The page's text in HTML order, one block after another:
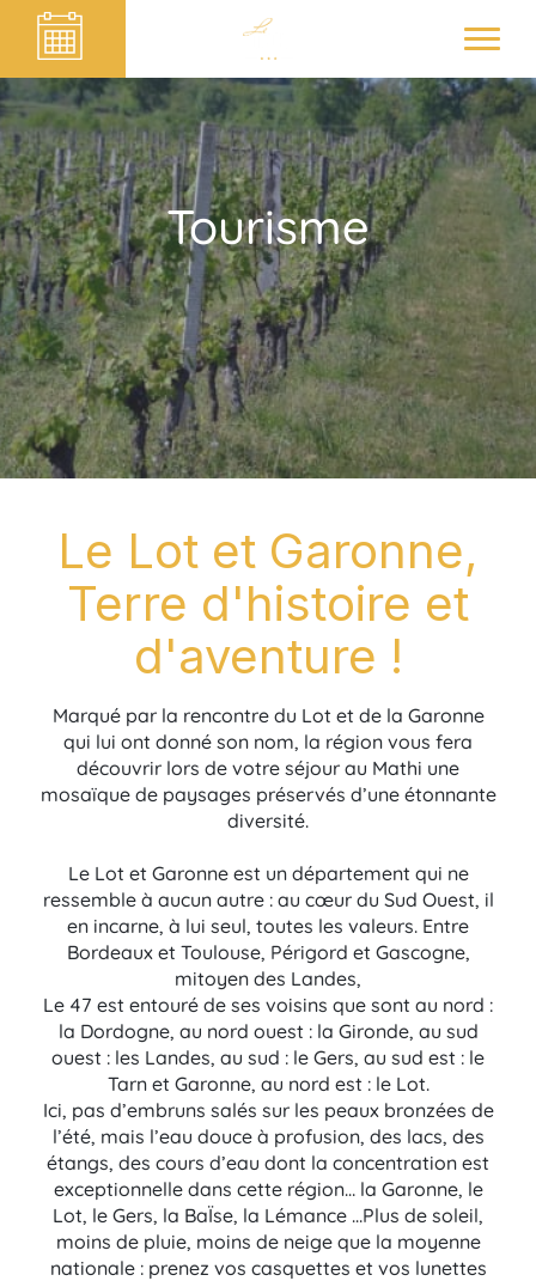
Tourisme
Le Lot et Garonne,
Terre d'histoire et
d'aventure !
Marqué par la rencontre du Lot et de la Garonne
qui lui ont donné son nom, la région vous fera
découvrir lors de votre séjour au Mathi une
mosaïque de paysages préservés d’une étonnante
diversité.
Le Lot et Garonne est un département qui ne
ressemble à aucun autre : au cœur du Sud Ouest, il
en incarne, à lui seul, toutes les valeurs. Entre
Bordeaux et Toulouse, Périgord et Gascogne,
mitoyen des Landes,
Le 47 est entouré de ses voisins que sont au nord :
la Dordogne, au nord ouest : la Gironde, au sud
ouest : les Landes, au sud : le Gers, au sud est : le
Tarn et Garonne, au nord est : le Lot.
Ici, pas d’embruns salés sur les peaux bronzées de
l’été, mais l’eau douce à profusion, des lacs, des
étangs, des cours d’eau dont la concentration est
exceptionnelle dans cette région… la Garonne, le
Lot, le Gers, la BaÏse, la Lémance …Plus de soleil,
moins de pluie, moins de neige que la moyenne
nationale : prenez vos casquettes et vos lunettes